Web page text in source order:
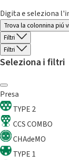
Digita e seleziona
Trova la colonnina piú
Filtri
Filtri
Seleziona i filtri
Presa
TYPE 2
CCS COMBO
CHAdeMO
TYPE 1